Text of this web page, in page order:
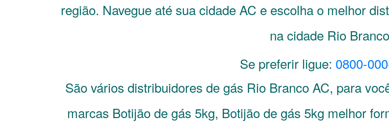
região. Navegue até sua cidade AC e escolha o melhor
na cidade Rio Branco
Se preferir ligue: 0800-
São vários distribuidores de gás Rio Branco AC, para
marcas Botijão de gás 5kg, Botijão de gás 5kg melhor